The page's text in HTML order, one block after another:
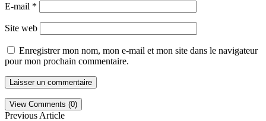
E-mail *
Site web
Enregistrer mon nom, mon e-mail et mon site dans le navigateur
pour mon prochain commentaire.
View Comments (0)
Previous Article